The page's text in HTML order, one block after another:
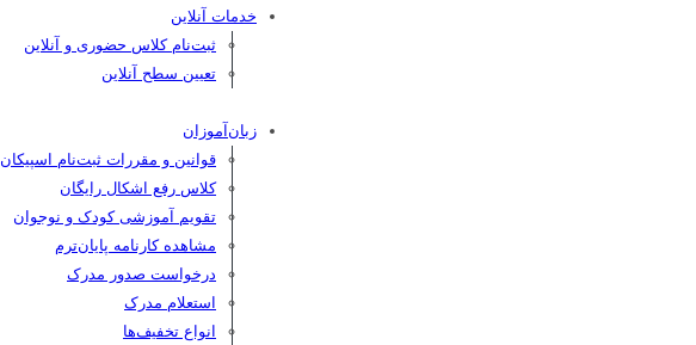
خدمات آنلاین
ثبت‌نام کلاس حضوری و آنلاین
تعیین سطح آنلاین
زبان‌آموزان
قوانین و مقررات ثبت‌نام اسپیکان
کلاس رفع اشکال رایگان
تقویم آموزشی کودک و نوجوان
مشاهده کارنامه پایان‌ترم
درخواست صدور مدرک
استعلام مدرک
انواع تخفیف‌ها